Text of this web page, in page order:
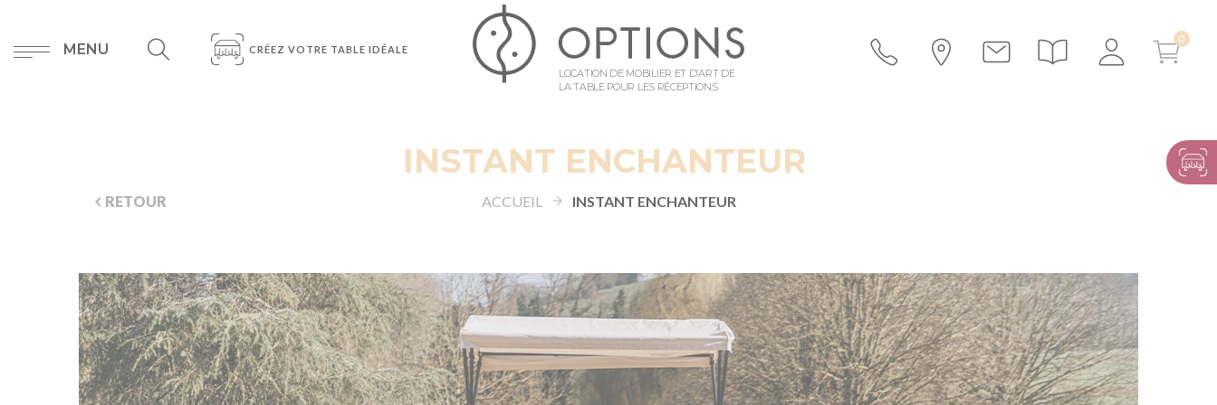
MENU CRÉEZ VOTRE TABLE IDÉALE
LOCATION DE MOBILIER ET D’ART DE
LA TABLE POUR LES RÉCEPTIONS
INSTANT ENCHANTEUR
RETOUR ACCUEIL INSTANT ENCHANTEUR